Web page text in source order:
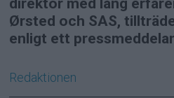
Ørsted och SAS,
enligt ett
Redaktionen